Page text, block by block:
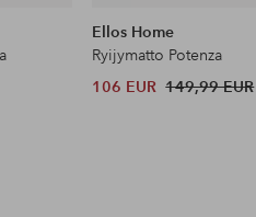
Ellos Home
Ryijymatto Potenza
106 EUR 149,99 EUR